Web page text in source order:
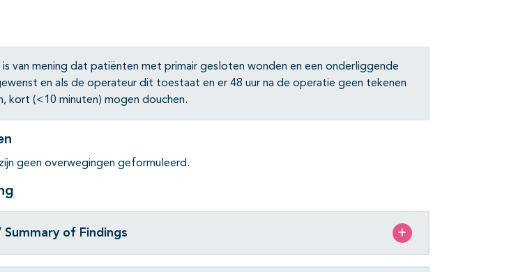
dichtklappen
dichtklappen
van mening dat patiënten met primair gesloten wonden en een onderliggende
en als de operateur dit toestaat en er 48 uur na de operatie geen tekenen
kort (<10 minuten) mogen douchen.
geen overwegingen geformuleerd.
Summary of Findings